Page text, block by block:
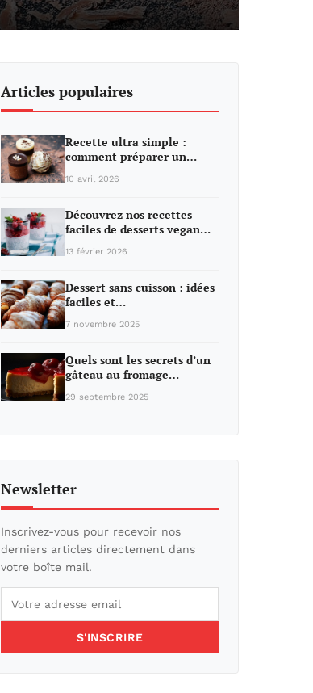
Articles populaires
Recette ultra simple :
comment préparer un…
10 avril 2026
Découvrez nos recettes
faciles de desserts vegan…
13 février 2026
Dessert sans cuisson : idées
faciles et…
7 novembre 2025
Quels sont les secrets d’un
gâteau au fromage…
29 septembre 2025
Newsletter
Inscrivez-vous pour recevoir nos
derniers articles directement dans
votre boîte mail.
S'INSCRIRE